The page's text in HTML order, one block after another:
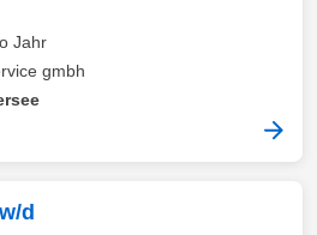
Jahr
gmbh
d